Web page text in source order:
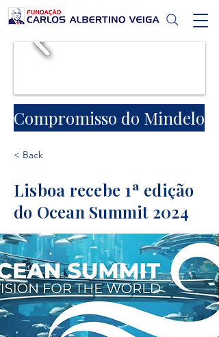
Compromisso do Mindelo
< Back
Lisboa recebe 1ª edição
do Ocean Summit 2024